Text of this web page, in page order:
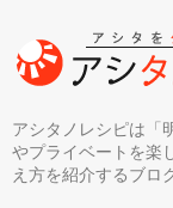
アシタノレシピは「
やプライベートを楽
え方を紹介するブロ